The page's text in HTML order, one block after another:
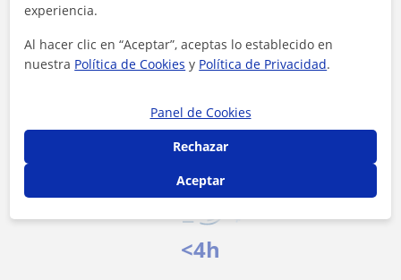
10 €/h
<4h
experiencia.
Al hacer clic en “Aceptar”, aceptas lo establecido en
nuestra Política de Cookies y Política de Privacidad.
Panel de Cookies
Rechazar
Aceptar